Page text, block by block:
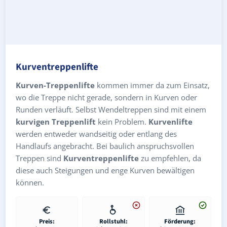
Kurventreppenlifte
Kurven-Treppenlifte kommen immer da zum Einsatz,
wo die Treppe nicht gerade, sondern in Kurven oder
Runden verläuft. Selbst Wendeltreppen sind mit einem
kurvigen Treppenlift kein Problem. Kurvenlifte
werden entweder wandseitig oder entlang des
Handlaufs angebracht. Bei baulich anspruchsvollen
Treppen sind Kurventreppenlifte zu empfehlen, da
diese auch Steigungen und enge Kurven bewältigen
können.
Preis: Rollstuhl: Förderung: